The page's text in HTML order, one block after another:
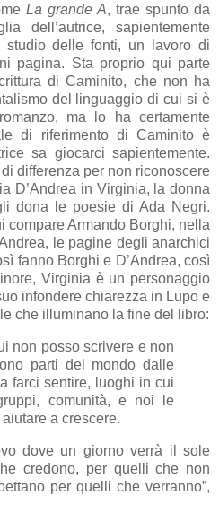
La grande A, trae spunto da
dell’autrice, sapientemente
studio delle fonti, un lavoro di
pagina. Sta proprio qui parte
di Caminito, che non ha
del linguaggio di cui si è
ma lo ha certamente
di riferimento di Caminito è
sa giocarci sapientemente.
differenza per non riconoscere
D’Andrea in Virginia, la donna
dona le poesie di Ada Negri.
compare Armando Borghi, nella
le pagine degli anarchici
fanno Borghi e D’Andrea, così
Virginia è un personaggio
infondere chiarezza in Lupo e
che illuminano la fine del libro:
non posso scrivere e non
parti del mondo dalle
farci sentire, luoghi in cui
comunità, e noi le
a crescere.
dove un giorno verrà il sole
credono, per quelli che non
per quelli che verranno”,